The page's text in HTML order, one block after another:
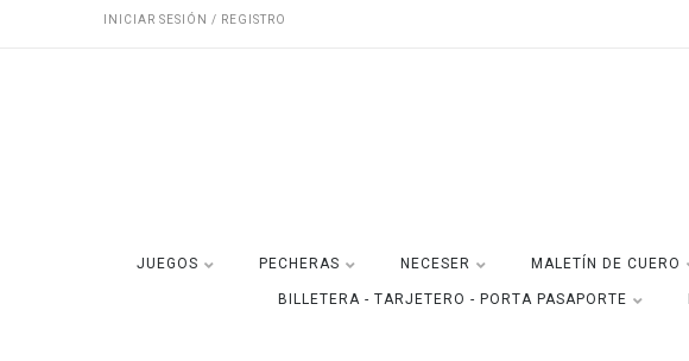
INICIAR SESIÓN / REGISTRO
JUEGOS PECHERAS NECESER MALETÍN DE CUERO
BILLETERA - TARJETERO - PORTA PASAPORTE